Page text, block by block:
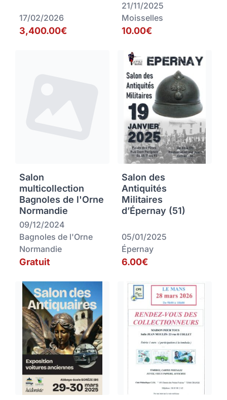
17/02/2026
3,400.00€
21/11/2025
Moisselles
10.00€
Salon
multicollection
Bagnoles de l'Orne
Normandie
09/12/2024
Bagnoles de l'Orne
Normandie
Gratuit
Salon des
Antiquités
Militaires
d’Épernay (51)
05/01/2025
Épernay
6.00€